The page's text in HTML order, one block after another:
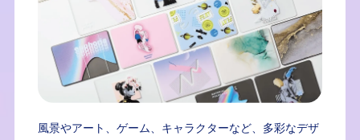
風景やアート、ゲーム、キャラクターなど、多彩なデザ